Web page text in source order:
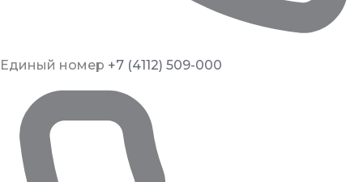
Единый номер +7 (4112) 509-000